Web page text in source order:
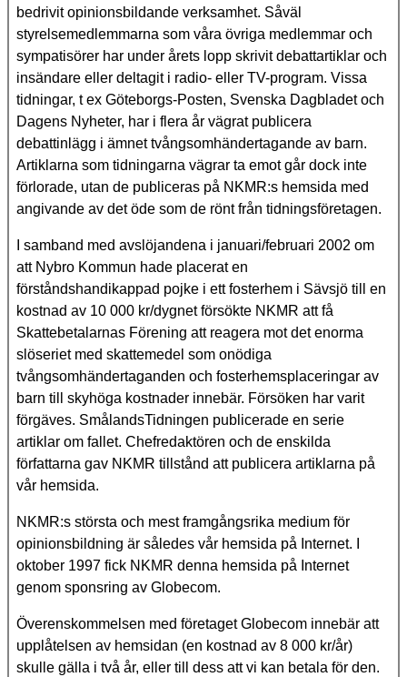
bedrivit opinionsbildande verksamhet. Såväl
styrelsemedlemmarna som våra övriga medlemmar och
sympatisörer har under årets lopp skrivit debattartiklar och
insändare eller deltagit i radio- eller TV-program. Vissa
tidningar, t ex Göteborgs-Posten, Svenska Dagbladet och
Dagens Nyheter, har i flera år vägrat publicera
debattinlägg i ämnet tvångsomhändertagande av barn.
Artiklarna som tidningarna vägrar ta emot går dock inte
förlorade, utan de publiceras på NKMR:s hemsida med
angivande av det öde som de rönt från tidningsföretagen.
I samband med avslöjandena i januari/februari 2002 om
att Nybro Kommun hade placerat en
förståndshandikappad pojke i ett fosterhem i Sävsjö till en
kostnad av 10 000 kr/dygnet försökte NKMR att få
Skattebetalarnas Förening att reagera mot det enorma
slöseriet med skattemedel som onödiga
tvångsomhändertaganden och fosterhemsplaceringar av
barn till skyhöga kostnader innebär. Försöken har varit
förgäves. SmålandsTidningen publicerade en serie
artiklar om fallet. Chefredaktören och de enskilda
författarna gav NKMR tillstånd att publicera artiklarna på
vår hemsida.
NKMR:s största och mest framgångsrika medium för
opinionsbildning är således vår hemsida på Internet.
oktober 1997 fick NKMR denna hemsida på Internet
genom sponsring av Globecom.
Överenskommelsen med företaget Globecom innebär att
upplåtelsen av hemsidan (en kostnad av 8 000 kr/år)
skulle gälla i två år, eller till dess att vi kan betala för den.